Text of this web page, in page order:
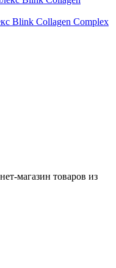
Blink Collagen Complex
магазин товаров из